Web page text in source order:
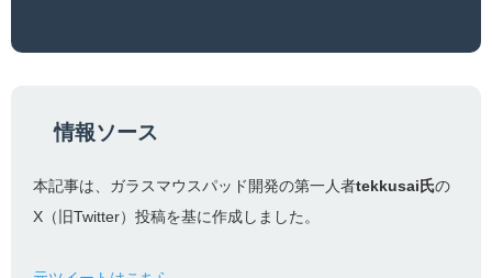
情報ソース
本記事は、ガラスマウスパッド開発の第一人者tekkusai氏の
X（旧Twitter）投稿を基に作成しました。